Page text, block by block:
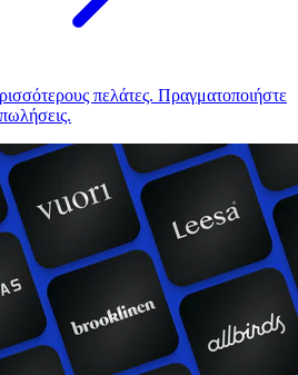
πελάτες. Πραγματοποιήστε